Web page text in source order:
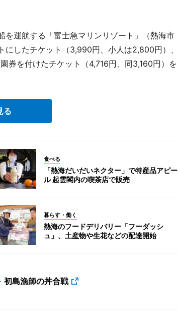
運航する「富士急マリンリゾート」（熱海市
したチケット（3,990円、小人は2,800円）、
券を付けたチケット（4,716円、同3,160円）を
る
食べる
「熱海だいだいネクター」で特産品アピー
ル 起雲閣内の喫茶店で販売
暮らす・働く
熱海のフードデリバリー「フーダッシ
ュ」、土産物や生花などの配達開始
初島漁師の丼合戦